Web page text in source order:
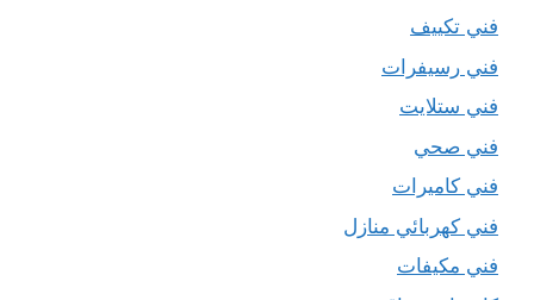
فني تكييف
فني رسيفرات
فني ستلايت
فني صحي
فني كاميرات
فني كهربائي منازل
فني مكيفات